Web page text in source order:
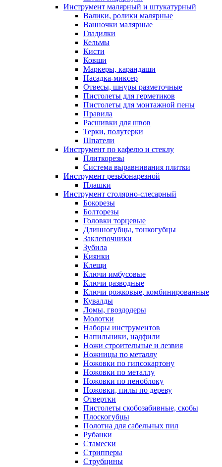
Инструмент малярный и штукатурный
Валики, ролики малярные
Ванночки малярные
Гладилки
Кельмы
Кисти
Ковши
Маркеры, карандаши
Насадка-миксер
Отвесы, шнуры разметочные
Пистолеты для герметиков
Пистолеты для монтажной пены
Правила
Расшивки для швов
Терки, полутерки
Шпатели
Инструмент по кафелю и стеклу
Плиткорезы
Система выравнивания плитки
Инструмент резьбонарезной
Плашки
Инструмент столярно-слесарный
Бокорезы
Болторезы
Головки торцевые
Длинногубцы, тонкогубцы
Заклепочники
Зубила
Киянки
Клещи
Ключи имбусовые
Ключи разводные
Ключи рожковые, комбинированные
Кувалды
Ломы, гвоздодеры
Молотки
Наборы инструментов
Напильники, надфили
Ножи строительные и лезвия
Ножницы по металлу
Ножовки по гипсокартону
Ножовки по металлу
Ножовки по пеноблоку
Ножовки, пилы по дереву
Отвертки
Пистолеты скобозабивные, скобы
Плоскогубцы
Полотна для сабельных пил
Рубанки
Стамески
Стрипперы
Струбцины